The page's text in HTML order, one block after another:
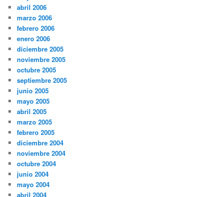
abril 2006
marzo 2006
febrero 2006
enero 2006
diciembre 2005
noviembre 2005
octubre 2005
septiembre 2005
junio 2005
mayo 2005
abril 2005
marzo 2005
febrero 2005
diciembre 2004
noviembre 2004
octubre 2004
junio 2004
mayo 2004
abril 2004